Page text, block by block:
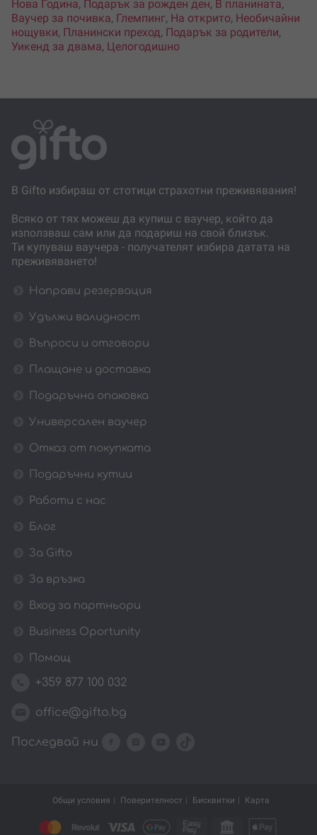
Нова Година, Подарък за рожден ден, В планината,
Ваучер за почивка, Глемпинг, На открито, Необичайни
нощувки, Планински преход, Подарък за родители,
Уикенд за двама, Целогодишно
В Gifto избираш от стотици страхотни преживявания!
Всяко от тях можеш да купиш с ваучер, който да
използваш сам или да подариш на свой близък.
Ти купуваш ваучера - получателят избира датата на
преживяването!
Направи резервация
Удължи валидност
Въпроси и отговори
Плащане и доставка
Подаръчна опаковка
Универсален ваучер
Отказ от покупката
Подаръчни кутии
Работи с нас
Блог
За Gifto
За връзка
Вход за партньори
Business Oportunity
Помощ
+359 877 100 032
office@gifto.bg
Последвай ни
Общи условия Поверителност Бисквитки Карта